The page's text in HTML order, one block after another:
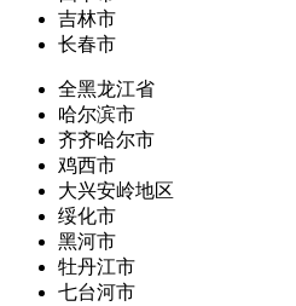
吉林市
长春市
全黑龙江省
哈尔滨市
齐齐哈尔市
鸡西市
大兴安岭地区
绥化市
黑河市
牡丹江市
七台河市